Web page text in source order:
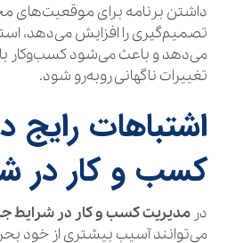
داشتن برنامه برای موقعیت‌های
تصمیم‌گیری را افزایش می‌دهد،
می‌دهد و باعث می‌شود کسب‌وکار با
تغییرات ناگهانی روبه‌رو شود.
اشتباهات رایج
کسب و کار در
درمدیریت کسب و کار در شرایط
می‌توانند آسیب بیشتری از خود